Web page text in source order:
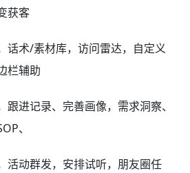
获客
话术/素材库，访问雷达，自定义
栏辅助
跟进记录、完善画像，需求洞察、
、
活动群发，安排试听，朋友圈任